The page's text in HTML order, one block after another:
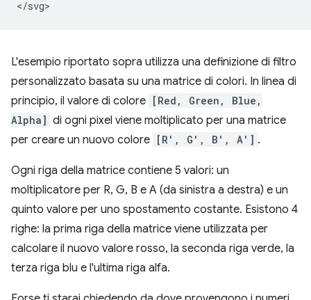
L'esempio riportato sopra utilizza una definizione di filtro
personalizzato basata su una matrice di colori. In linea di
principio, il valore di colore
[Red, Green, Blue,
Alpha]
di ogni pixel viene moltiplicato per una matrice
per creare un nuovo colore
[R′, G′, B′, A′] .
Ogni riga della matrice contiene 5 valori: un
moltiplicatore per R, G, B e A (da sinistra a destra) e un
quinto valore per uno spostamento costante. Esistono 4
righe: la prima riga della matrice viene utilizzata per
calcolare il nuovo valore rosso, la seconda riga verde, la
terza riga blu e l'ultima riga alfa.